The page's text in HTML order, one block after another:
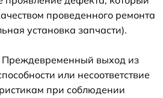
проведенного ремонта
установка запчасти).
выход из
или несоответствие
при соблюдении